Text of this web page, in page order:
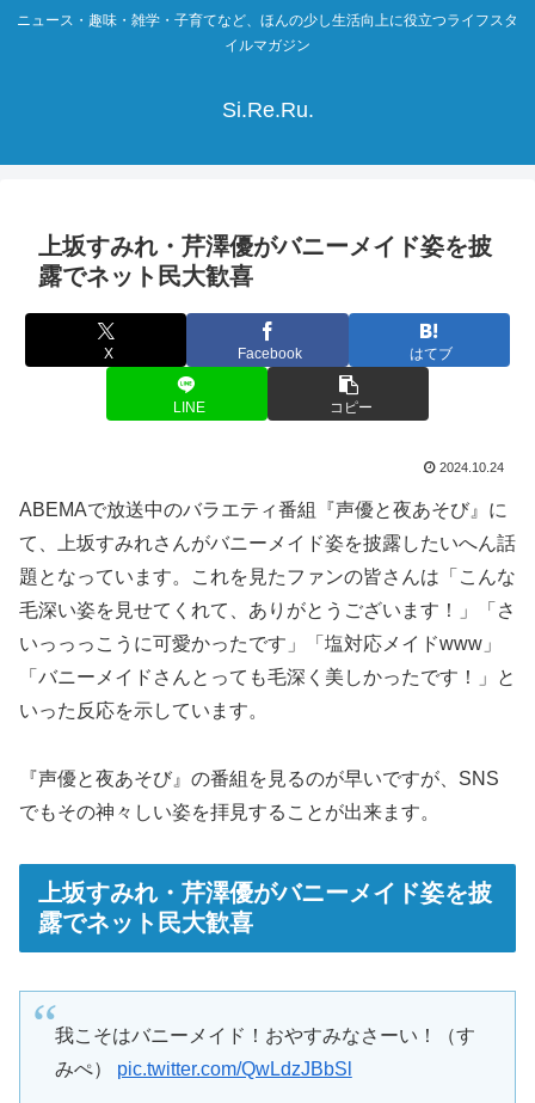
ニュース・趣味・雑学・子育てなど、ほんの少し生活向上に役立つライフスタ
イルマガジン
Si.Re.Ru.
上坂すみれ・芹澤優がバニーメイド姿を披
露でネット民大歓喜
X Facebook はてブ
LINE コピー
2024.10.24
ABEMAで放送中のバラエティ番組『声優と夜あそび』に
て、上坂すみれさんがバニーメイド姿を披露したいへん話
題となっています。これを見たファンの皆さんは「こんな
毛深い姿を見せてくれて、ありがとうございます！」「さ
いっっっこうに可愛かったです」「塩対応メイドwww」
「バニーメイドさんとっても毛深く美しかったです！」と
いった反応を示しています。
『声優と夜あそび』の番組を見るのが早いですが、SNS
でもその神々しい姿を拝見することが出来ます。
上坂すみれ・芹澤優がバニーメイド姿を披
露でネット民大歓喜
我こそはバニーメイド！おやすみなさーい！（す
みぺ） pic.twitter.com/QwLdzJBbSl